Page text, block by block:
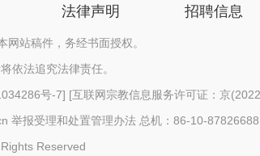
法律声明 招聘信息
站稿件，务经书面授权。
依法追究法律责任。
号-7] [互联网宗教信息服务许可证：京
举报受理和处置管理办法 总机：86-10-87826688
Reserved